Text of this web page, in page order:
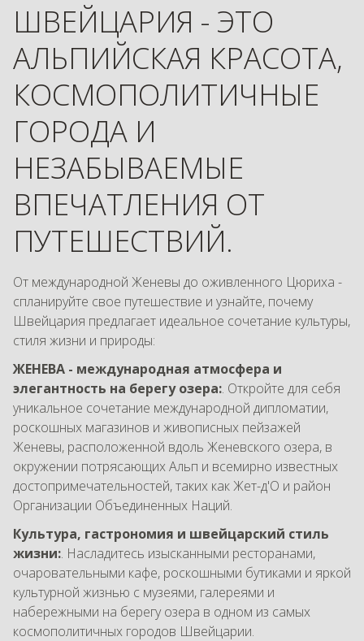
ШВЕЙЦАРИЯ - ЭТО
АЛЬПИЙСКАЯ КРАСОТА,
КОСМОПОЛИТИЧНЫЕ
ГОРОДА И
НЕЗАБЫВАЕМЫЕ
ВПЕЧАТЛЕНИЯ ОТ
ПУТЕШЕСТВИЙ.
От международной Женевы до оживленного Цюриха -
спланируйте свое путешествие и узнайте, почему
Швейцария предлагает идеальное сочетание культуры,
стиля жизни и природы:
ЖЕНЕВА - международная атмосфера и
элегантность на берегу озера:. Откройте для себя
уникальное сочетание международной дипломатии,
роскошных магазинов и живописных пейзажей
Женевы, расположенной вдоль Женевского озера, в
окружении потрясающих Альп и всемирно известных
достопримечательностей, таких как Жет-д'О и район
Организации Объединенных Наций.
Культура, гастрономия и швейцарский стиль
жизни:. Насладитесь изысканными ресторанами,
очаровательными кафе, роскошными бутиками и яркой
культурной жизнью с музеями, галереями и
набережными на берегу озера в одном из самых
космополитичных городов Швейцарии.